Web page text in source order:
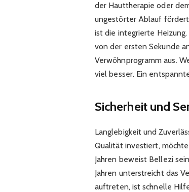
der Hauttherapie oder
ungestörter Ablauf fördert
ist die integrierte
von der ersten Sekunde
Verwöhnprogramm aus.
viel besser. Ein
Sicherheit und
Langlebigkeit und
Qualität investiert,
Jahren beweist Bellezi
Jahren unterstreicht das
auftreten, ist schnelle